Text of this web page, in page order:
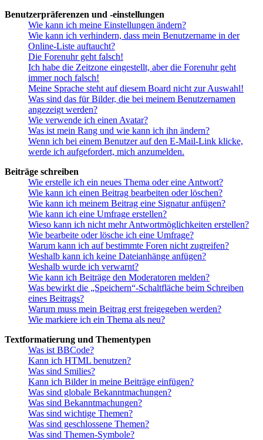
Benutzerpräferenzen und -einstellungen
Wie kann ich meine Einstellungen ändern?
Wie kann ich verhindern, dass mein Benutzername in der
Online-Liste auftaucht?
Die Forenuhr geht falsch!
Ich habe die Zeitzone eingestellt, aber die Forenuhr geht
immer noch falsch!
Meine Sprache steht auf diesem Board nicht zur Auswahl!
Was sind das für Bilder, die bei meinem Benutzernamen
angezeigt werden?
Wie verwende ich einen Avatar?
Was ist mein Rang und wie kann ich ihn ändern?
Wenn ich bei einem Benutzer auf den E-Mail-Link klicke,
werde ich aufgefordert, mich anzumelden.
Beiträge schreiben
Wie erstelle ich ein neues Thema oder eine Antwort?
Wie kann ich einen Beitrag bearbeiten oder löschen?
Wie kann ich meinem Beitrag eine Signatur anfügen?
Wie kann ich eine Umfrage erstellen?
Wieso kann ich nicht mehr Antwortmöglichkeiten erstellen?
Wie bearbeite oder lösche ich eine Umfrage?
Warum kann ich auf bestimmte Foren nicht zugreifen?
Weshalb kann ich keine Dateianhänge anfügen?
Weshalb wurde ich verwarnt?
Wie kann ich Beiträge den Moderatoren melden?
Was bewirkt die „Speichern“-Schaltfläche beim Schreiben
eines Beitrags?
Warum muss mein Beitrag erst freigegeben werden?
Wie markiere ich ein Thema als neu?
Textformatierung und Thementypen
Was ist BBCode?
Kann ich HTML benutzen?
Was sind Smilies?
Kann ich Bilder in meine Beiträge einfügen?
Was sind globale Bekanntmachungen?
Was sind Bekanntmachungen?
Was sind wichtige Themen?
Was sind geschlossene Themen?
Was sind Themen-Symbole?